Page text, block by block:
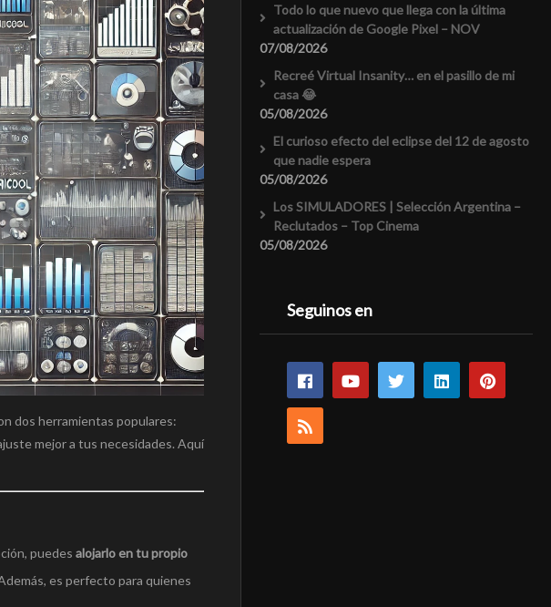
dos herramientas populares:
mejor a tus necesidades. Aquí
puedes alojarlo en tu propio
es perfecto para quienes
Todo lo que nuevo que llega con la última
actualización de Google Pixel – NOV
07/08/2026
Recreé Virtual Insanity… en el pasillo de mi
casa 😂
05/08/2026
El curioso efecto del eclipse del 12 de agosto
que nadie espera
05/08/2026
Los SIMULADORES | Selección Argentina –
Reclutados – Top Cinema
05/08/2026
Seguinos en